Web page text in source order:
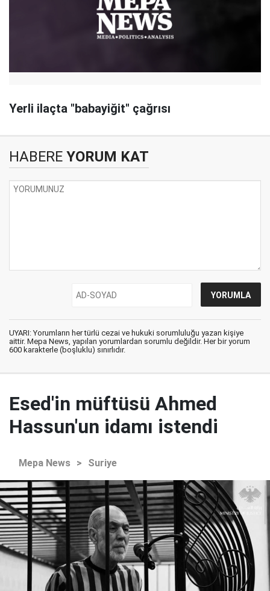
Yerli ilaçta "babayiğit" çağrısı
HABERE YORUM KAT
UYARI: Yorumların her türlü cezai ve hukuki sorumluluğu yazan kişiye
aittir. Mepa News, yapılan yorumlardan sorumlu değildir. Her bir yorum
600 karakterle (boşluklu) sınırlıdır.
Esed'in müftüsü Ahmed
Hassun'un idamı istendi
Mepa News > Suriye